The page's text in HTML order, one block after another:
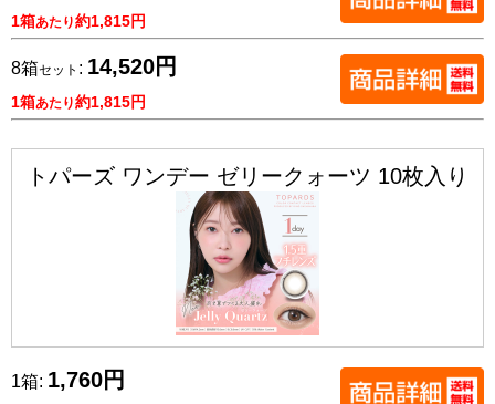
1箱あたり約1,815円
8箱セット : 14,520円
1箱あたり約1,815円
トパーズ ワンデー ゼリークォーツ 10枚入り
1箱: 1,760円